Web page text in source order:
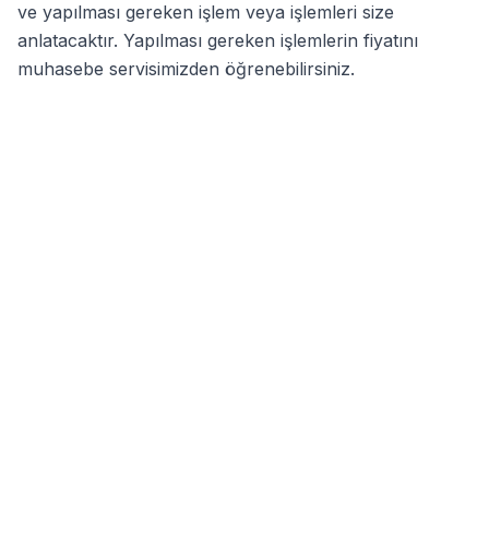
ve yapılması gereken işlem veya işlemleri size
anlatacaktır. Yapılması gereken işlemlerin fiyatını
muhasebe servisimizden öğrenebilirsiniz.